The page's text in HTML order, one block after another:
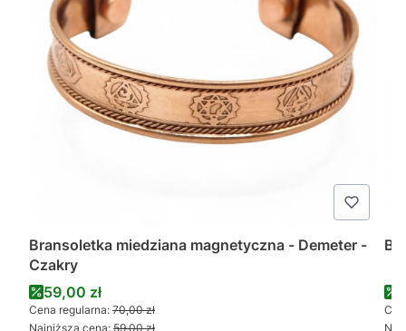
Bransoletka miedziana magnetyczna - Demeter -
Czakry
Cena promocyjna
59,00 zł
Cena regularna: 70,00 zł
Najniższa cena: 59,00 zł